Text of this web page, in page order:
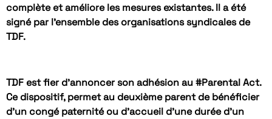
complète et améliore les mesures existantes. Il a été
signé par l’ensemble des organisations syndicales de
TDF.
TDF est fier d’annoncer son adhésion au #Parental Act.
Ce dispositif, permet au deuxième parent de bénéficier
d’un congé paternité ou d’accueil d’une durée d’un